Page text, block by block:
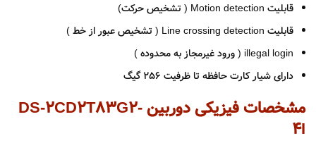
قابلیت Motion detection ( تشخیص حرکت)
قابلیت Line crossing detection ( تشخیص عبور از خط )
illegal login ( ورود غیرمجاز به محدوده )
دارای شیار کارت حافظه تا ظرفیت 256 گیگ
مشخصات فیزیکی دوربین DS-2CD2T83G2-
4I